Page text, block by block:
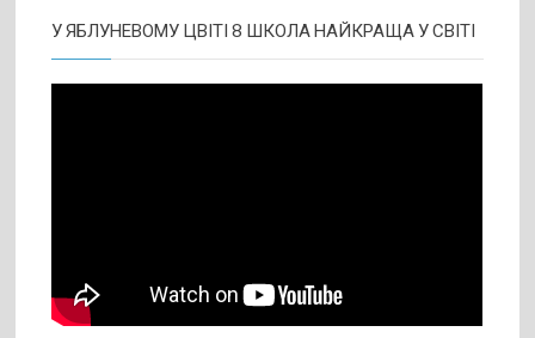
У ЯБЛУНЕВОМУ ЦВІТІ 8 ШКОЛА НАЙКРАЩА У СВІТІ